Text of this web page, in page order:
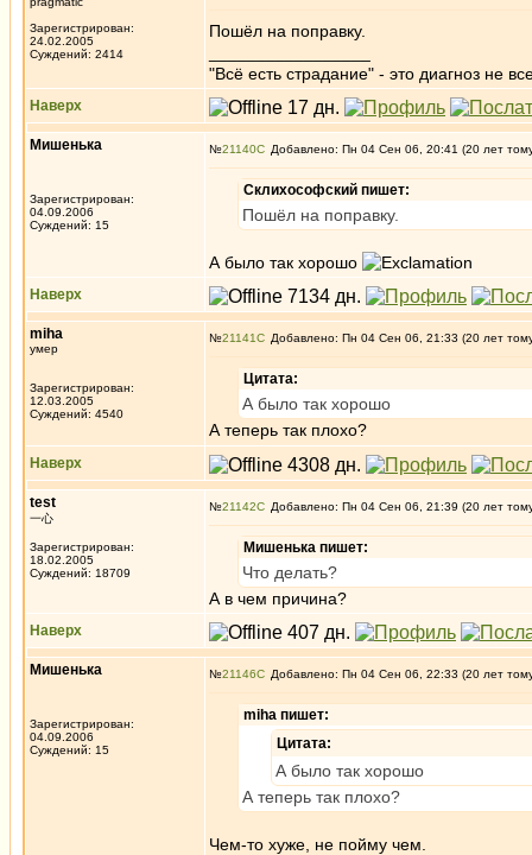
Зарегистрирован:
24.02.2005
Суждений: 2414
Пошёл на поправку.
"Всё есть страдание" - это диагноз не
Наверх
Мишенька
Зарегистрирован:
04.09.2006
Суждений: 15
№21140 Добавлено: Пн 04 Сен 06, 20:41 (20 лет
Склихософский пишет:
Пошёл на поправку.
А было так хорошо
Наверх
miha
умер
Зарегистрирован:
12.03.2005
Суждений: 4540
№21141 Добавлено: Пн 04 Сен 06, 21:33 (20 лет
Цитата:
А было так хорошо
А теперь так плохо?
Наверх
test
一心
Зарегистрирован:
18.02.2005
Суждений: 18709
№21142 Добавлено: Пн 04 Сен 06, 21:39 (20 лет
Мишенька пишет:
Что делать?
А в чем причина?
Наверх
Мишенька
Зарегистрирован:
04.09.2006
Суждений: 15
№21146 Добавлено: Пн 04 Сен 06, 22:33 (20 лет
miha пишет:
Цитата:
А было так хорошо
А теперь так плохо?
Чем-то хуже, не пойму чем.